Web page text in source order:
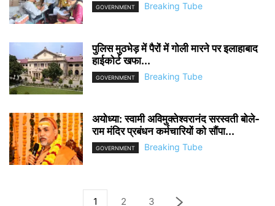
GOVERNMENT Breaking Tube
पुलिस मुठभेड़ में पैरों में गोली मारने पर इलाहाबाद
हाईकोर्ट खफा...
GOVERNMENT Breaking Tube
अयोध्या: स्वामी अविमुक्तेश्वरानंद सरस्वती बोले-
राम मंदिर प्रबंधन कर्मचारियों को सौंपा...
GOVERNMENT Breaking Tube
1 2 3